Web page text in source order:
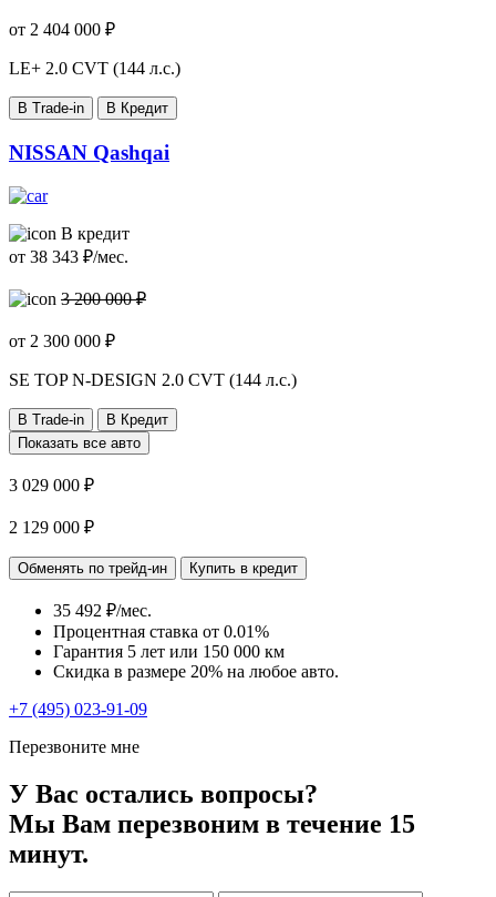
от 2 404 000 ₽
LE+ 2.0 CVT (144 л.с.)
В Trade-in В Кредит
NISSAN Qashqai
В кредит
от 38 343 ₽/мес.
3 200 000 ₽
от 2 300 000 ₽
SE TOP N-DESIGN 2.0 CVT (144 л.с.)
В Trade-in
В Кредит
Показать все авто
3 029 000 ₽
2 129 000 ₽
Обменять по трейд-ин Купить в кредит
35 492 ₽/мес.
Процентная ставка от 0.01%
Гарантия 5 лет или 150 000 км
Скидка в размере 20% на любое авто.
+7 (495) 023-91-09
Перезвоните мне
У Вас остались вопросы?
Мы Вам перезвоним в течение 15
минут.